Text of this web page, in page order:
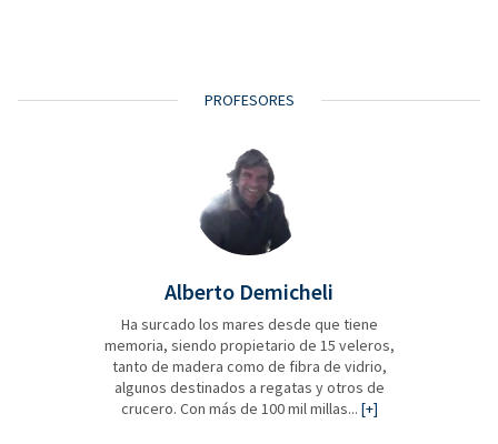
PROFESORES
Alberto Demicheli
Ha surcado los mares desde que tiene
memoria, siendo propietario de 15 veleros,
tanto de madera como de fibra de vidrio,
algunos destinados a regatas y otros de
crucero. Con más de 100 mil millas... [+]